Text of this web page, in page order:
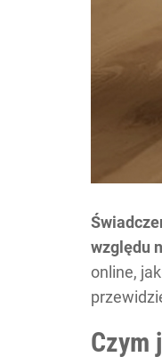
względu
online,
Czym